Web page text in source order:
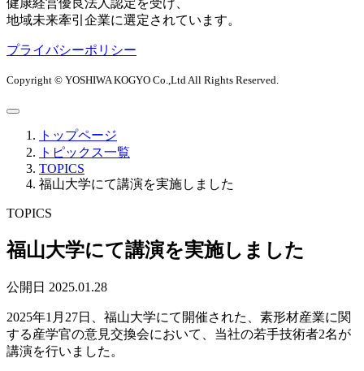
健康経営優良法人認定を受け、
地域未来牽引企業に選定されています。
プライバシーポリシー
Copyright © YOSHIWA KOGYO Co.,Ltd All Rights Reserved.
トップページ
トピックス一覧
TOPICS
福山大学にて講演を実施しました
TOPICS
福山大学にて講演を実施しました
公開日 2025.01.28
2025年1月27日、福山大学にて開催された、素形材産業に関
する産学官の意見交換会において、当社の若手技術者2名が
講演を行いました。